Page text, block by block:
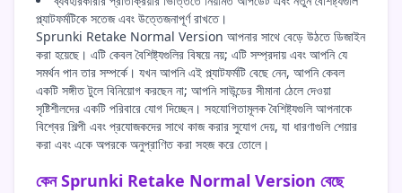
প্ল্যাটফর্মটিকে সতেজ এবং উত্তেজনাপূর্ণ রাখতে।
Sprunki Retake Normal Version আপনার সাথে বেড়ে উঠতে ডিজাইন
করা হয়েছে। এটি কেবল বৈশিষ্ট্যগুলির বিষয়ে নয়; এটি সম্প্রদায় এবং আপনি যে
সমর্থন পান তার সম্পর্কে। যখন আপনি এই প্ল্যাটফর্মটি বেছে নেন, আপনি কেবল
একটি সঙ্গীত টুলে বিনিয়োগ করছেন না; আপনি সাউন্ডের সীমানা ঠেলে দেওয়া
সৃষ্টিশীলদের একটি পরিবারে যোগ দিচ্ছেন। সহযোগিতামূলক বৈশিষ্ট্যগুলি আপনাকে
বিশ্বের শিল্পী এবং প্রযোজকদের সাথে কাজ করার সুযোগ দেয়, যা ধারণাগুলি শেয়ার
করা এবং একে অপরকে অনুপ্রাণিত করা সহজ করে তোলে।
কেন Sprunki Retake Normal Version বেছে